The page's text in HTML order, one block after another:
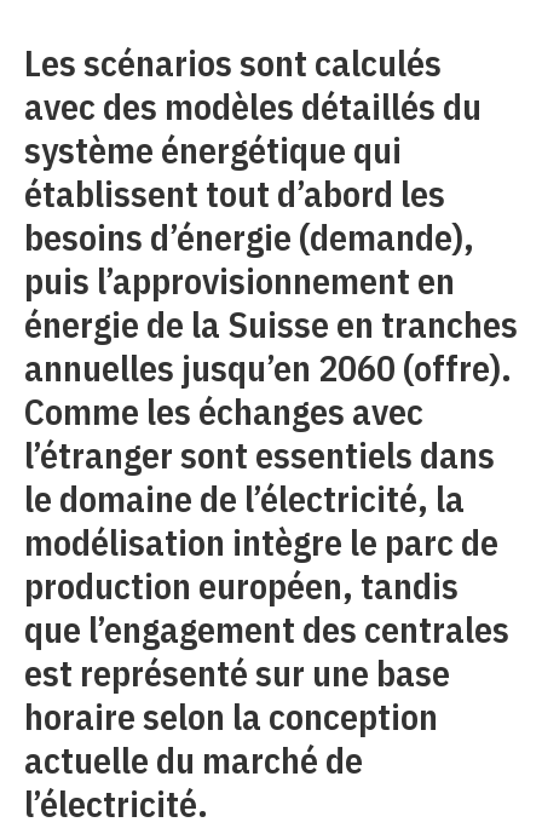
Les scénarios sont calculés
avec des modèles détaillés du
système énergétique qui
établissent tout d’abord les
besoins d’énergie (demande),
puis l’approvisionnement en
énergie de la Suisse en tranches
annuelles jusqu’en 2060 (offre).
Comme les échanges avec
l’étranger sont essentiels dans
le domaine de l’électricité, la
modélisation intègre le parc de
production européen, tandis
que l’engagement des centrales
est représenté sur une base
horaire selon la conception
actuelle du marché de
l’électricité.